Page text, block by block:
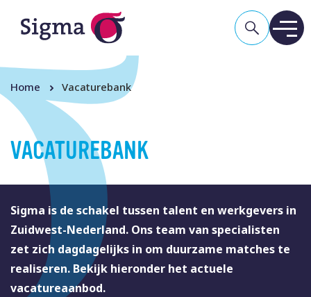
Home Vacaturebank
VACATUREBANK
Sigma is de schakel tussen talent en werkgevers in
Zuidwest-Nederland. Ons team van specialisten
zet zich dagdagelijks in om duurzame matches te
realiseren. Bekijk hieronder het actuele
vacatureaanbod.